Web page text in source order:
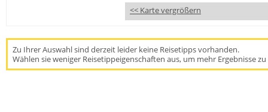
<< Karte vergrößern
Zu Ihrer Auswahl sind derzeit leider keine Reisetipps vorhanden.
Wählen sie weniger Reisetippeigenschaften aus, um mehr Ergebnisse